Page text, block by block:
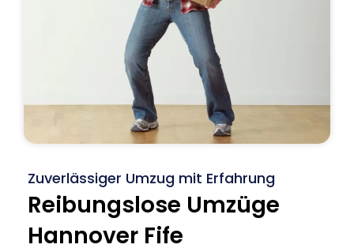
Zuverlässiger Umzug mit Erfahrung
Reibungslose Umzüge
Hannover Fife